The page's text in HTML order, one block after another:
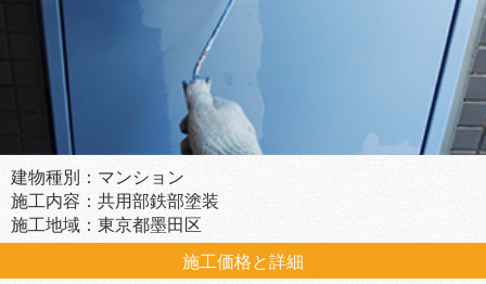
建物種別：マンション
施工内容：共用部鉄部塗装
施工地域：東京都墨田区
施工価格と詳細